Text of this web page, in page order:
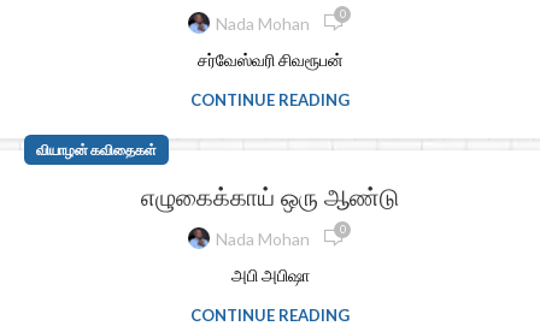
Nada Mohan 0
சர்வேஸ்வரி சிவரூபன்
CONTINUE READING
வியாழன் கவிதைகள்
எழுகைக்காய் ஒரு ஆண்டு
Nada Mohan 0
அபி அபிஷா
CONTINUE READING